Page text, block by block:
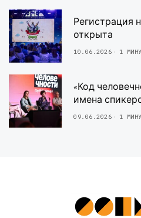
Регистрация
открыта
10.06.2026 1
«Код
имена
09.06.2026 1